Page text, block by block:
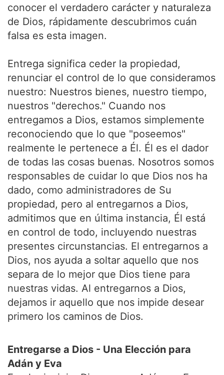
conocer el verdadero carácter y naturaleza
de Dios, rápidamente descubrimos cuán
falsa es esta imagen.
Entrega significa ceder la propiedad,
renunciar el control de lo que consideramos
nuestro: Nuestros bienes, nuestro tiempo,
nuestros "derechos." Cuando nos
entregamos a Dios, estamos simplemente
reconociendo que lo que "poseemos"
realmente le pertenece a Él. Él es el dador
de todas las cosas buenas. Nosotros somos
responsables de cuidar lo que Dios nos ha
dado, como administradores de Su
propiedad, pero al entregarnos a Dios,
admitimos que en última instancia, Él está
en control de todo, incluyendo nuestras
presentes circunstancias. El entregarnos a
Dios, nos ayuda a soltar aquello que nos
separa de lo mejor que Dios tiene para
nuestras vidas. Al entregarnos a Dios,
dejamos ir aquello que nos impide desear
primero los caminos de Dios.
Entregarse a Dios - Una Elección para
Adán y Eva